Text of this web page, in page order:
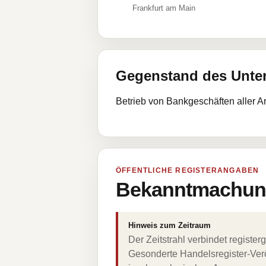
Frankfurt am Main
Gegenstand des
Betrieb von Bankgeschäften aller
ÖFFENTLICHE REGISTERANGABEN
Hinweis zum Zeitraum
Der Zeitstrahl verbindet
Gesonderte Handelsregister-